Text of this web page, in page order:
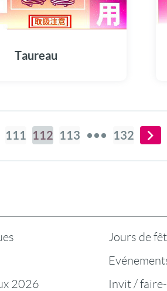
Taureau
111 112 113 132
2026
Jours de
Invit /